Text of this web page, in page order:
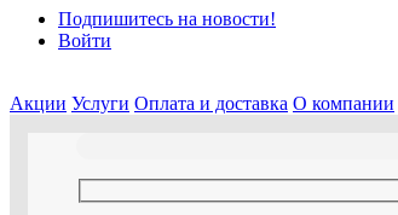
Подпишитесь на новости!
Войти
Акции Услуги Оплата и доставка О компании